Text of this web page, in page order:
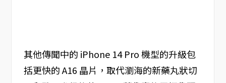
其他傳聞中的 iPhone 14 Pro 機型的升級包
括更快的 A16 晶片，取代瀏海的新藥丸狀切